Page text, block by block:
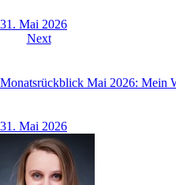
31. Mai 2026
Next
Monatsrückblick Mai 2026: Mein
31. Mai 2026